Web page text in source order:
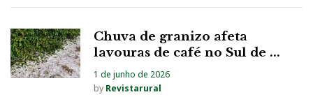
Chuva de granizo afeta
lavouras de café no Sul de ...
1 de junho de 2026
by Revistarural